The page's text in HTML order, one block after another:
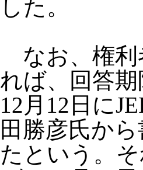
した。
なお、権利
れば、回答
12月12日に
田勝彦氏か
たという。